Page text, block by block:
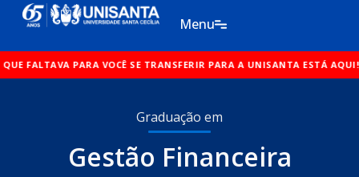
o
conteúdo
Menu
VOCÊ SE TRANSFERIR PARA A UNISANTA ESTÁ AQUI! O SINAL
Graduação em
Gestão Financeira